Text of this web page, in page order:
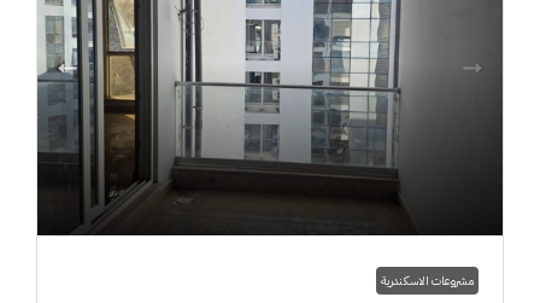
مشروعات الاسكندرية